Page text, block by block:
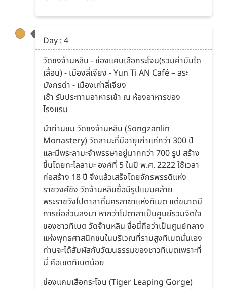
Day : 4
วัดซงจ้านหลิน - ช่องแคบเสือกระโจน(รวมค่าบันได
เลื่อน) - เมืองลี่เจียง - Yun Ti AN Café – สระ
มังกรดำ - เมืองเก่าลี่เจียง
เช้า รับประทานอาหารเช้า ณ ห้องอาหารของ
โรงแรม
นำท่านชม วัดซงจ้านหลิน (Songzanlin
Monastery) วัดลามะที่มีอายุเก่าแก่กว่า 300 ปี
และมีพระลามะจำพรรษาอยู่มากกว่า 700 รูป สร้าง
ขึ้นโดยทะไลลามะ องค์ที่ 5 ในปี พ.ศ. 2222 ใช้เวลา
ก่อสร้าง 18 ปี จึงแล้วเสร็จโดยจักรพรรดิแห่ง
ราชวงศ์ชิง วัดจ้านหลินซื่อมีรูปแบบคล้าย
พระราชวังโปตาลาที่นครลาซาแห่งทิเบต แต่ขนาดมี
การย่อส่วนลงมา หากว่าโปตาลาเป็นศูนย์รวมจิตใจ
ของชาวทิเบต วัดจ้านหลิน ซื่อนี้ถือว่าเป็นศูนย์กลาง
แห่งพุทธศาสนิกชนในบริเวณที่ราบสูงทิเบตนั่นเอง
ท่านจะได้สัมผัสกับวัฒนธรรมของชาวทิเบตเพราะที่
นี่ คือเขตทิเบตน้อย
ช่องแคบเสือกระโจน (Tiger Leaping Gorge)